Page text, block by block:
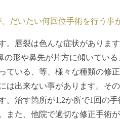
だいたい何回位手術を行う事
。唇裂は色んな症状がありま
の形や鼻先が片方に傾いてい
ている、等、様々な種類の修
は出来ない事があります。そ
。治す箇所が1,2か所で1回の
また、他院で適切な修正手術